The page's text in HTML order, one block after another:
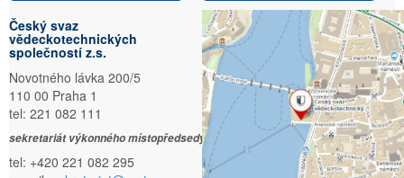
Český svaz
vědeckotechnických
společností z.s.
Novotného lávka 200/5
110 00 Praha 1
tel: 221 082 111
sekretariát výkonného místopředsedy:
tel: +420 221 082 295